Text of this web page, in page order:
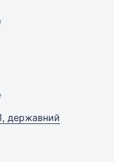
державний